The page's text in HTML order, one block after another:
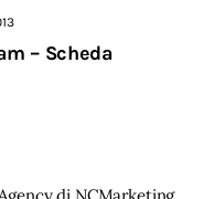
– Scheda
di NCMarketing.